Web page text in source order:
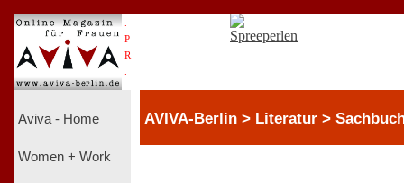
P
R
Aviva - Home
Women + Work
AVIVA-Berlin > Literatur >